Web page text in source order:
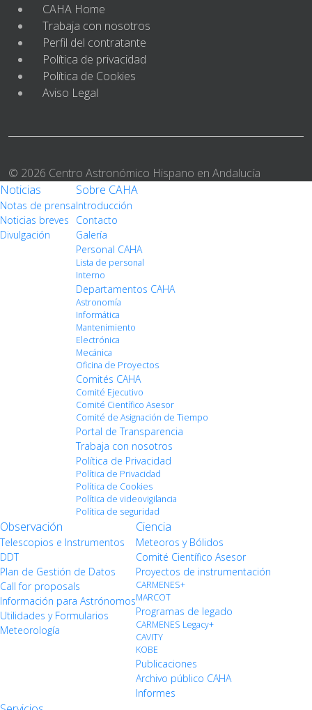
CAHA Home
Trabaja con nosotros
Perfil del contratante
Política de privacidad
Política de Cookies
Aviso Legal
© 2026 Centro Astronómico Hispano en Andalucía
Noticias
Notas de prensa
Noticias breves
Divulgación
Sobre CAHA
Introducción
Contacto
Galería
Personal CAHA
Lista de personal
Interno
Departamentos CAHA
Astronomía
Informática
Mantenimiento
Electrónica
Mecánica
Oficina de Proyectos
Comités CAHA
Comité Ejecutivo
Comité Científico Asesor
Comité de Asignación de Tiempo
Portal de Transparencia
Trabaja con nosotros
Política de Privacidad
Política de Privacidad
Política de Cookies
Política de videovigilancia
Política de seguridad
Observación
Telescopios e Instrumentos
DDT
Plan de Gestión de Datos
Call for proposals
Información para Astrónomos
Utilidades y Formularios
Meteorología
Ciencia
Meteoros y Bólidos
Comité Científico Asesor
Proyectos de instrumentación
CARMENES+
MARCOT
Programas de legado
CARMENES Legacy+
CAVITY
KOBE
Publicaciones
Archivo público CAHA
Informes